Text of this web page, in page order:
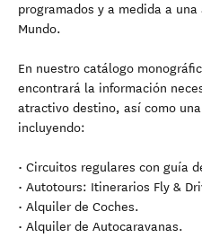
programados y a medida a
Mundo.
En nuestro catálogo
encontrará la información
atractivo destino, así como
incluyendo:
• Circuitos regulares con guía
• Autotours: Itinerarios Fly &
• Alquiler de Coches.
• Alquiler de Autocaravanas.